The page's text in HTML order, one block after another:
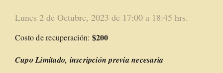
Lunes 2 de Octubre, 2023 de 17:00 a 18:45 hrs.
Costo de recuperación: $200
Cupo Limitado, inscripción previa necesaria